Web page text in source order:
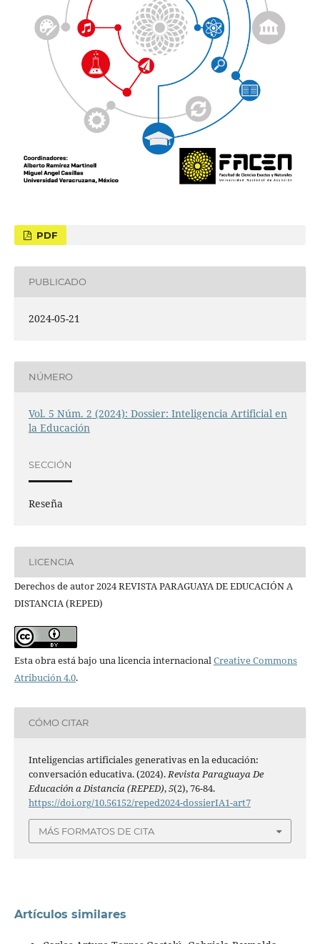
PDF
PUBLICADO
2024-05-21
NÚMERO
Vol. 5 Núm. 2 (2024): Dossier: Inteligencia Artificial en
la Educación
SECCIÓN
Reseña
LICENCIA
Derechos de autor 2024 REVISTA PARAGUAYA DE EDUCACIÓN A
DISTANCIA (REPED)
Esta obra está bajo una licencia internacionalCreative Commons
Atribución 4.0.
CÓMO CITAR
Inteligencias artificiales generativas en la educación:
conversación educativa. (2024).Revista Paraguaya De
Educación a Distancia (REPED),5(2), 76-84.
https://doi.org/10.56152/reped2024-dossierIA1-art7
MÁS FORMATOS DE CITA
Artículos similares